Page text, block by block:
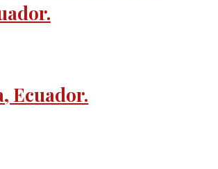
Ecuador.